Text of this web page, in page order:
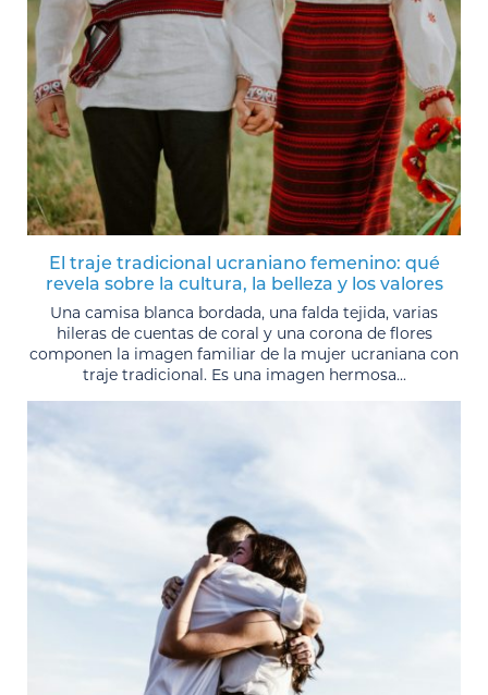
El traje tradicional ucraniano femenino: qué
revela sobre la cultura, la belleza y los valores
Una camisa blanca bordada, una falda tejida, varias
hileras de cuentas de coral y una corona de flores
componen la imagen familiar de la mujer ucraniana con
traje tradicional. Es una imagen hermosa...